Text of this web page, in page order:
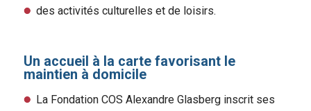
des activités culturelles et de loisirs.
Un accueil à la carte favorisant le
maintien à domicile
La Fondation COS Alexandre Glasberg inscrit ses